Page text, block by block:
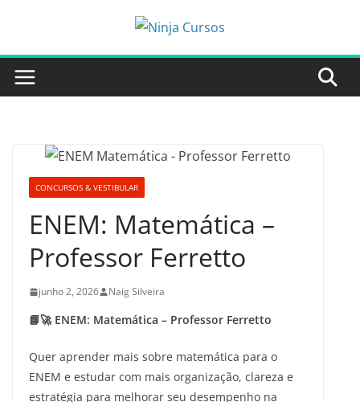
o
conteúdo
CONCURSOS & VESTIBULAR
ENEM: Matemática –
Professor Ferretto
junho 2, 2026 Naig Silveira
📘🚀 ENEM: Matemática – Professor Ferretto
Quer aprender mais sobre matemática para o
ENEM e estudar com mais organização, clareza e
estratégia para melhorar seu desempenho na